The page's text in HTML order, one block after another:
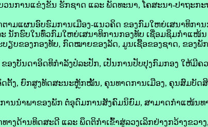
ວນການແຂ່ງຂັນ ຮັກຊາດ ແລະ ພັດທະນາ, ໂຄສະນາ-ປາຖະກ
ຕາມແຜນອົບຮົມການເມືອງ-ແນວຄິດ ຂອງກົມໃຫຍ່ເສນາທິການ
ນັກຮົບໃນທົ່ວກົມໃຫຍ່ເສນາທິການກອງທັບ ເຊື່ອມຊຶມກໍາແໜ້ນ
ຽບຂອງກອງທັບ, ກົດໝາຍຂອງລັດ, ມູນເຊື້ອຂອງຊາດ, ຂອງພັ
ອງບັນດາອິດທິກຳລັງປໍລະປັກ, ເປັນການປັບປຸງກົມກອງ ໃຫ້ມີ
ດຕັ້ງ, ຍົກສູງທັດສະນະຫຼັກໝັ້ນ, ຄຸນທາດການເມືອງ, ຄຸນສົມບັດ
ນນໍາພາຂອງພັກ ຕໍ່ອຸດົມການສັງຄົມນິຍົມ, ສາມາດກໍາແໜ້ນທ
າງດ້ານທິດສະດີ ແລະ ພຶດຕິກໍາເຂົ້າສູ່ລວງເລິກຢ່າງກວ້າງຂວ